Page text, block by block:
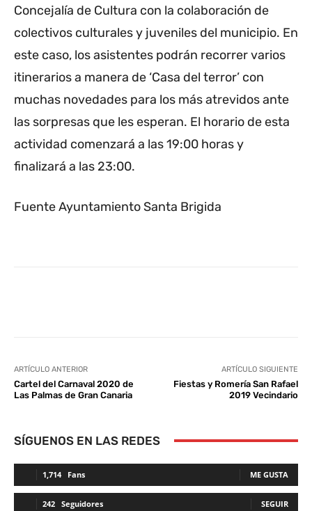
Concejalía de Cultura con la colaboración de
colectivos culturales y juveniles del municipio. En
este caso, los asistentes podrán recorrer varios
itinerarios a manera de ‘Casa del terror’ con
muchas novedades para los más atrevidos ante
las sorpresas que les esperan. El horario de esta
actividad comenzará a las 19:00 horas y
finalizará a las 23:00.
Fuente Ayuntamiento Santa Brigida
ARTÍCULO ANTERIOR
Cartel del Carnaval 2020 de
Las Palmas de Gran Canaria
ARTÍCULO SIGUIENTE
Fiestas y Romería San Rafael
2019 Vecindario
SÍGUENOS EN LAS REDES
1,714 Fans ME GUSTA
242 Seguidores SEGUIR